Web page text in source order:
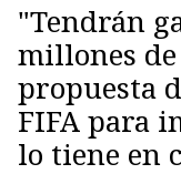
"Tendrán
millones
propuesta
FIFA para
lo tiene en